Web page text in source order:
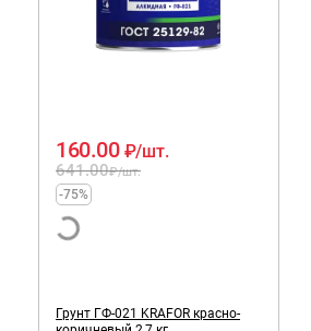
641.00₽/шт.
160.00 ₽/шт.
-75%
Грунт ГФ-021 KRAFOR красно-